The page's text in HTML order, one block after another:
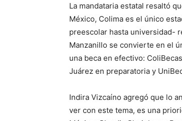
La mandataria estatal resaltó
México, Colima es el único
preescolar hasta universidad-
Manzanillo se convierte en el
una beca en efectivo:
Juárez en preparatoria y
Indira Vizcaíno agregó que lo
ver con este tema, es una